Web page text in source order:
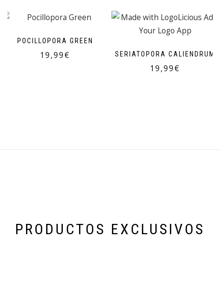
POCILLOPORA GREEN
19,99€ SERIATOPORA CALIENDRUM
19,99€
PRODUCTOS EXCLUSIVOS